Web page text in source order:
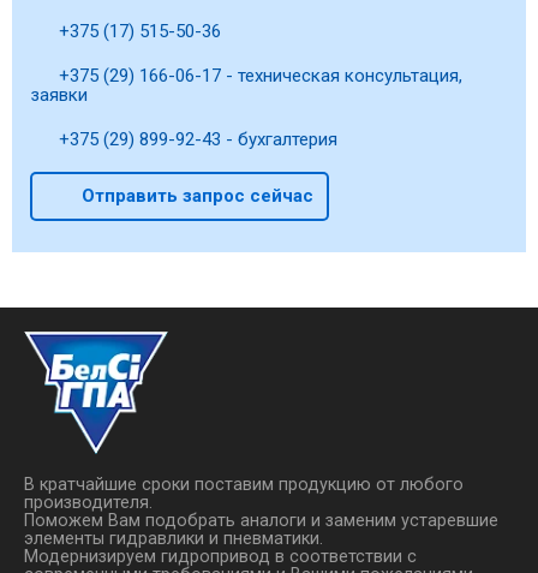
+375 (17) 515-50-36
+375 (29) 166-06-17 - техническая консультация,
заявки
+375 (29) 899-92-43 - бухгалтерия
Отправить запрос сейчас
В кратчайшие сроки поставим продукцию от любого
производителя.
Поможем Вам подобрать аналоги и заменим устаревшие
элементы гидравлики и пневматики.
Модернизируем гидропривод в соответствии с